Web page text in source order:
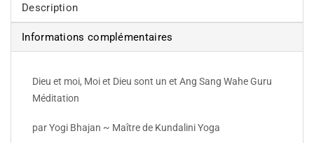
Description
Informations complémentaires
Dieu et moi, Moi et Dieu sont un et Ang Sang Wahe Guru
Méditation
par Yogi Bhajan ~ Maître de Kundalini Yoga